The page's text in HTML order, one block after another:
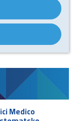
Medico